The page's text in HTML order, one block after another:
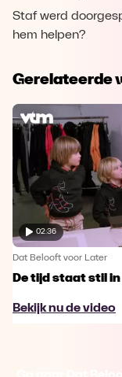
Staf werd
hem helpen?
Gerelateerde
02:36
Dat Belooft voor Later
De tijd staat stil
Bekijk nu de video